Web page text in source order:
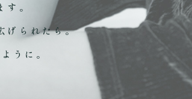
。
げられたら。
うに。